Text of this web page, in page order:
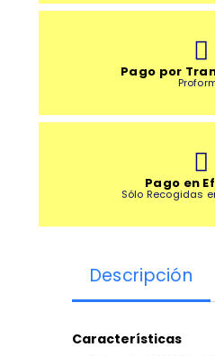
Pago por
Pago en
Sólo Recogidas
Descripción
Características